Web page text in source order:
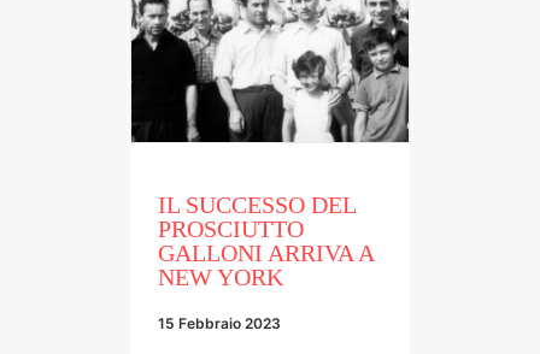
IL SUCCESSO DEL
PROSCIUTTO
GALLONI ARRIVA A
NEW YORK
15 Febbraio 2023